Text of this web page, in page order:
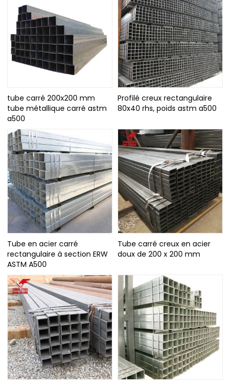
tube carré 200x200 mm
tube métallique carré astm
a500
Profilé creux rectangulaire
80x40 rhs, poids astm a500
Tube en acier carré
rectangulaire à section ERW
ASTM A500
Tube carré creux en acier
doux de 200 x 200 mm